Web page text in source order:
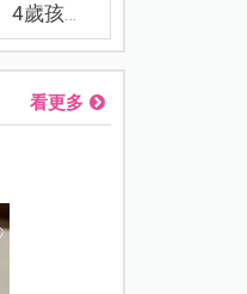
子還...
看更多